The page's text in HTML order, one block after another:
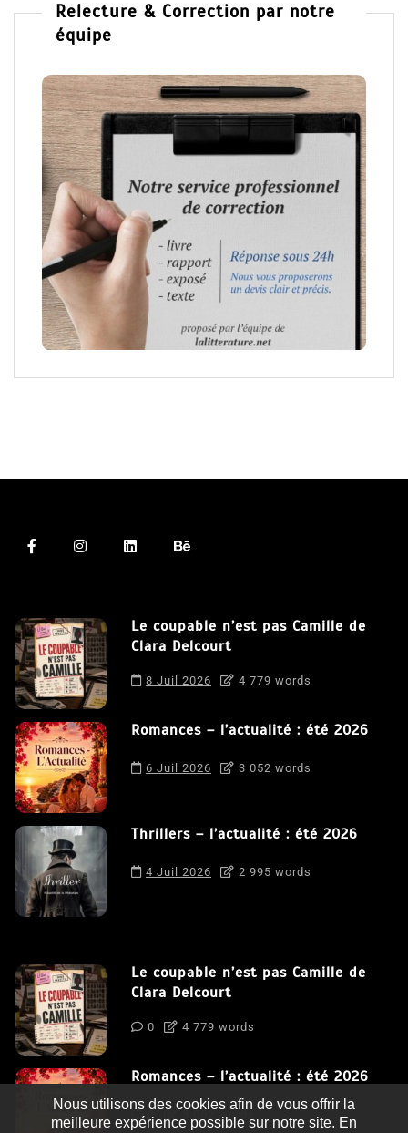
Relecture & Correction par notre
équipe
Le coupable n’est pas Camille de
Clara Delcourt
8 Juil 2026 4 779 words
Romances – l’actualité : été 2026
6 Juil 2026 3 052 words
Thrillers – l’actualité : été 2026
4 Juil 2026 2 995 words
Le coupable n’est pas Camille de
Clara Delcourt
0 4 779 words
Romances – l’actualité : été 2026
0 3 052 words
Nous utilisons des cookies afin de vous offrir la
meilleure expérience possible sur notre site. En